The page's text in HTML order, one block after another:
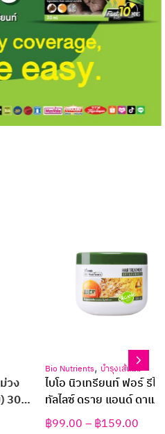
Bio Nutrients, บำรุงเส้นผม
ไบโอ นิวเทรียนท์ ฟอร์ รีไว
ทัลไลซ์ ดราย แอนด์ ดาเมจ
แฮร์ ทรีทเม้นท์
99.00–฿159.00